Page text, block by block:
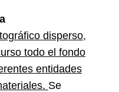
disperso,
todo el fondo
entidades
Se